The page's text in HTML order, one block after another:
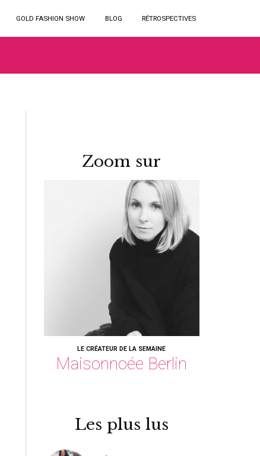
GOLD FASHION SHOW BLOG RÉTROSPECTIVES
Zoom sur
LE CRÉATEUR DE LA SEMAINE
Maisonnoée Berlin
Les plus lus